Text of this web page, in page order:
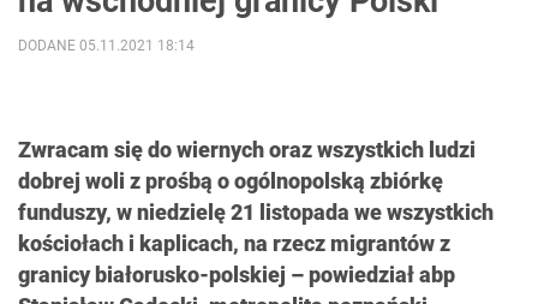
Zwracam się do wiernych oraz wszystkich ludzi
dobrej woli z prośbą o ogólnopolską zbiórkę
funduszy, w niedzielę 21 listopada we wszystkich
kościołach i kaplicach, na rzecz migrantów z
granicy białorusko-polskiej – powiedział abp
DODANE 05.11.2021 18:14